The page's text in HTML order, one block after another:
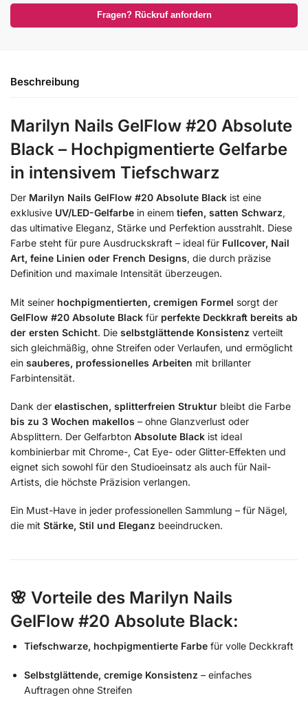
Fragen? Rückruf anfordern
Beschreibung
Marilyn Nails GelFlow #20 Absolute
Black – Hochpigmentierte Gelfarbe
in intensivem Tiefschwarz
Der Marilyn Nails GelFlow #20 Absolute Black ist eine
exklusive UV/LED-Gelfarbe in einem tiefen, satten Schwarz,
das ultimative Eleganz, Stärke und Perfektion ausstrahlt. Diese
Farbe steht für pure Ausdruckskraft – ideal für Fullcover, Nail
Art, feine Linien oder French Designs, die durch präzise
Definition und maximale Intensität überzeugen.
Mit seiner hochpigmentierten, cremigen Formel sorgt der
GelFlow #20 Absolute Black für perfekte Deckkraft bereits ab
der ersten Schicht. Die selbstglättende Konsistenz verteilt
sich gleichmäßig, ohne Streifen oder Verlaufen, und ermöglicht
ein sauberes, professionelles Arbeiten mit brillanter
Farbintensität.
Dank der elastischen, splitterfreien Struktur bleibt die Farbe
bis zu 3 Wochen makellos – ohne Glanzverlust oder
Absplittern. Der Gelfarbton Absolute Black ist ideal
kombinierbar mit Chrome-, Cat Eye- oder Glitter-Effekten und
eignet sich sowohl für den Studioeinsatz als auch für Nail-
Artists, die höchste Präzision verlangen.
Ein Must-Have in jeder professionellen Sammlung – für Nägel,
die mit Stärke, Stil und Eleganz beeindrucken.
🌸 Vorteile des Marilyn Nails
GelFlow #20 Absolute Black:
Tiefschwarze, hochpigmentierte Farbe für volle Deckkraft
Selbstglättende, cremige Konsistenz – einfaches
Auftragen ohne Streifen